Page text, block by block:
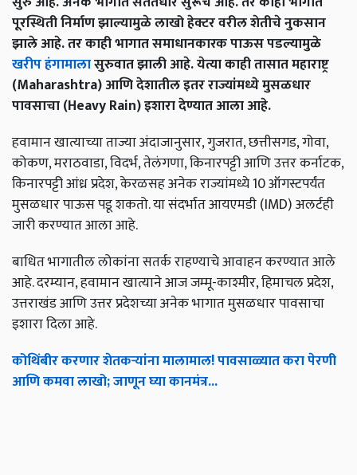
पूरस्थिती निर्माण झाल्यामुळे लाखो हेक्टर वरील शेतीचे नुकसान
झाले आहे. तर काही भागात समाधानकारक पाऊस पडल्यामुळे
खरीप हंगामालासुरुवात झाली आहे. येत्या काही तासात महाराष्ट्र
(Maharashtra) आणि देशातील इतर राज्यांमध्ये मुसळधार
पावसाचा (Heavy Rain) इशारा देण्यात आला आहे.
हवामान खात्याच्या ताज्या अंदाजानुसार, गुजरात, छत्तीसगड, गोवा,
कोकण, मराठवाडा, विदर्भ, तेलंगणा, किनारपट्टी आणि उत्तर कर्नाटक,
किनारपट्टी आंध्र प्रदेश, केरळसह अनेक राज्यांमध्ये 10 ऑगस्टपर्यंत
मुसळधार पाऊस पडू शकतो. या संदर्भात आयएमडी (IMD) अलर्टही
जारी करण्यात आला आहे.
बाधित भागातील लोकांना सतर्क राहण्याचे आवाहन करण्यात आले
आहे. दरम्यान, हवामान खात्याने आज जम्मू-काश्मीर, हिमाचल प्रदेश,
उत्तराखंड आणि उत्तर प्रदेशच्या अनेक भागात मुसळधार पावसाचा
इशारा दिला आहे.
कोथिंबीर करणार शेतकऱ्यांना मालामाल! पावसाळ्यात करा पेरणी
आणि कमवा लाखो; जाणून घ्या कानमंत्र...